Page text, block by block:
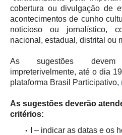
cobertura ou divulgação de
acontecimentos de cunho
noticioso ou jornalístico,
nacional, estadual, distrital ou
As sugestões devem
impreterivelmente, até o dia
plataforma Brasil Participativo,
As sugestões deverão
critérios:
I – indicar as datas e os